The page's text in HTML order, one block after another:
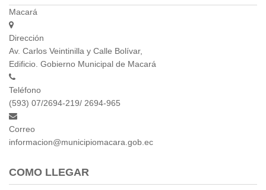
Macará
Dirección
Av. Carlos Veintinilla y Calle Bolívar,
Edificio. Gobierno Municipal de Macará
Teléfono
(593) 07/2694-219/ 2694-965
Correo
informacion@municipiomacara.gob.ec
COMO LLEGAR